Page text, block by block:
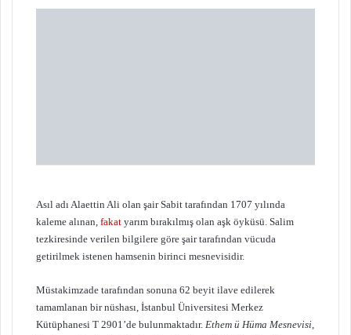
X t
Asıl adı Alaettin Ali olan şair Sabit tarafından 1707 yılında
kaleme alınan, fakat yarım bırakılmış olan aşk öyküsü. Salim
tezkiresinde verilen bilgilere göre şair tarafından vücuda
getirilmek istenen hamsenin birinci mesnevisidir.
Müstakimzade tarafından sonuna 62 beyit ilave edilerek
tamamlanan bir nüshası, İstanbul Üniversitesi Merkez
Kütüphanesi T 2901’de bulunmaktadır. Ethem ü Hüma Mesnevisi,